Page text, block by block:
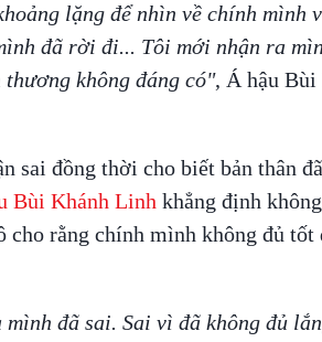
lặng để nhìn về chính mình
đã rời đi... Tôi mới nhận ra
không đáng có", Á hậu Bùi
sai đồng thời cho biết bản thân
Bùi Khánh Linh khẳng định
cho rằng chính mình không đủ tốt
đã sai. Sai vì đã không đủ